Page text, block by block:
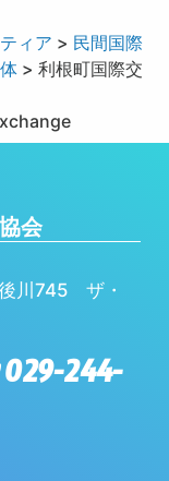
ィア > 民間国際
> 利根町国際交
会
川745 ザ・
029-244-